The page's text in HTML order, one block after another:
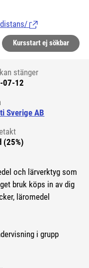
(Länk till extern
Kursstart ej sökbar
stänger
07-12
Sverige AB
(25%)
och lärverktyg som
bruk köps in av dig
läromedel
i grupp